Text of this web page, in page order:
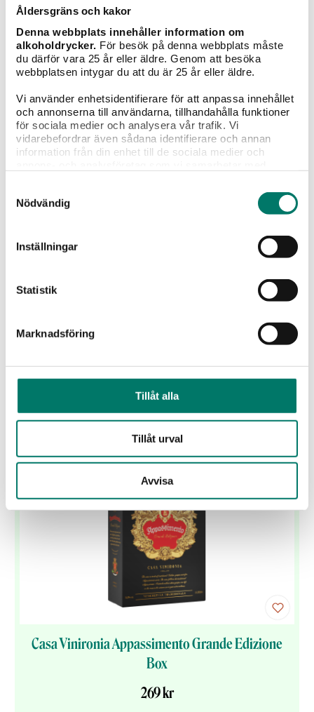
Åldersgräns och kakor
Denna webbplats innehåller information om
alkoholdrycker. För besök på denna webbplats måste
du därför vara 25 år eller äldre. Genom att besöka
webbplatsen intygar du att du är 25 år eller äldre.
Vi använder enhetsidentifierare för att anpassa innehållet
och annonserna till användarna, tillhandahålla funktioner
för sociala medier och analysera vår trafik. Vi
vidarebefordrar även sådana identifierare och annan
information från din enhet till de sociala medier och
information som du har tillhandahållit eller som de har
samlat in när du har använt deras tjänster.
Nödvändig
Inställningar
Statistik
Marknadsföring
Tillåt alla
Tillåt urval
Avvisa
Vintips till maten
Ett exklusivt vitt vin från Galiciens DO Ribeiro lanseras
i Sverige i ett begränsat släpp om 6 600 flaskor.
Lanseringsdatum:31 jul
KÖP
Casa Vinironia Appassimento Grande Edizione
Box
269 kr